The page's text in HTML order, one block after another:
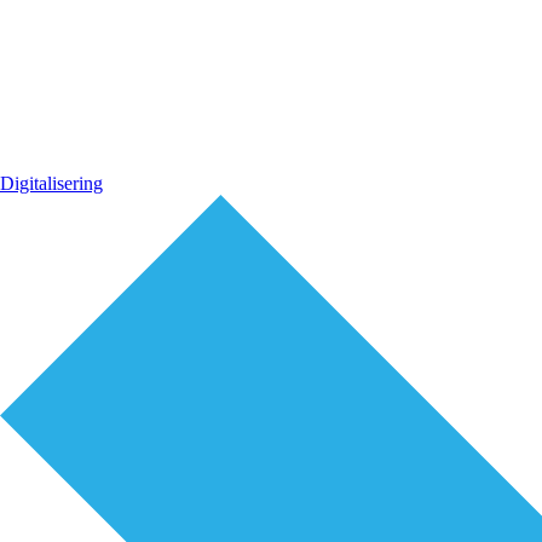
Digitalisering